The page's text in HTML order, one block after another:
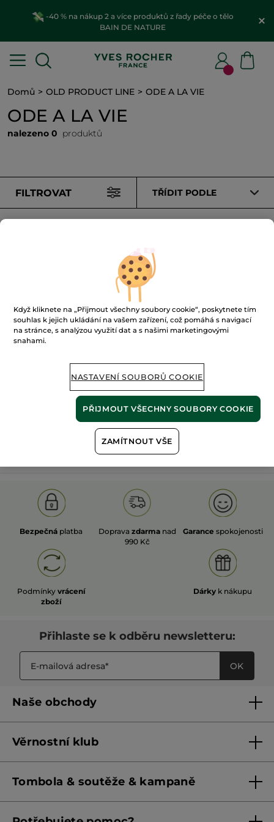
-40 % na nákup 2 a více produktů z řady péče o tělo
BAIN DE NATURE
Domů OLD PRODUCT LINE ODE A LA VIE
ODE A LA VIE
nalezeno 0 produktů
FILTROVAT TŘÍDIT PODLE
Zobrazit více
OLD PRODUCT LINE LES DEODORANTS NAT.
Bezpečná platba Doprava zdarma nad
990 Kč
Garance spokojenosti
Podmínky vrácení
zboží
Dárky k nákupu
Přihlaste se k odběru newsletteru:
OK
Naše obchody
Franšízing
Věrnostní klub
Pravidla věrnostního klubu od 1. 6. 2026
Tombola & soutěže & kampaně
Když kliknete na „Přijmout všechny soubory cookie“, poskytnete tím
souhlas k jejich ukládání na vašem zařízení, což pomáhá s navigací
na stránce, s analýzou využití dat a s našimi marketingovými
snahami.
NASTAVENÍ SOUBORŮ COOKIE
ZAMÍTNOUT VŠE
PŘIJMOUT VŠECHNY SOUBORY COOKIE